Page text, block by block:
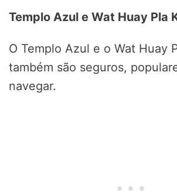
Templo Azul e Wat Huay Pla
O Templo Azul e o Wat Huay
também são seguros,
navegar.